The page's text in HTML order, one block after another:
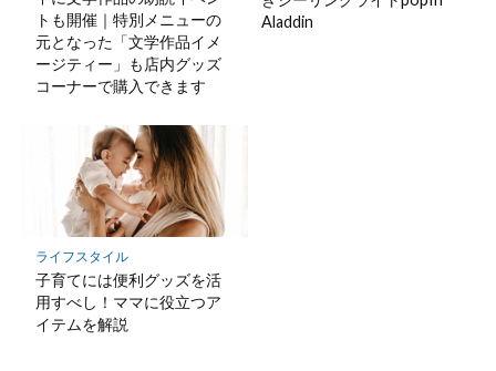
トも開催｜特別メニューの
元となった「文学作品イメ
ージティー」も店内グッズ
コーナーで購入できます
Aladdin
ライフスタイル
子育てには便利グッズを活
用すべし！ママに役立つア
イテムを解説